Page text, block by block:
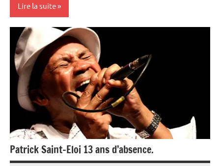
Lire la suite
France
Guadeloupe
Outremer
Patrick Saint-Eloi 13 ans d’absence.